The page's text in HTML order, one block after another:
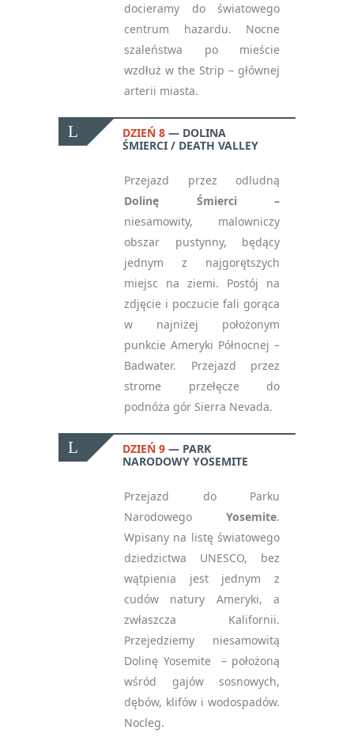
docieramy do światowego
centrum hazardu.
Nocne
szaleństwa po mieście
wzdłuż w the Strip – głównej
arterii miasta.
DZIEŃ 8
DOLINA
ŚMIERCI / DEATH VALLEY
Przejazd przez odludną
Dolinę Śmierci –
niesamowity, malowniczy
obszar pustynny, będący
jednym z najgorętszych
miejsc na ziemi. Postój na
zdjęcie i poczucie fali gorąca
w najniżej położonym
punkcie Ameryki Północnej –
Badwater. Przejazd przez
strome przełęcze do
podnóża gór Sierra Nevada.
DZIEŃ 9
PARK
NARODOWY YOSEMITE
Przejazd do Parku
Narodowego Yosemite.
Wpisany na listę światowego
dziedzictwa UNESCO, bez
wątpienia jest jednym z
cudów natury Ameryki, a
zwłaszcza Kalifornii.
Przejedziemy niesamowitą
Dolinę Yosemite – położoną
wśród gajów sosnowych,
dębów, klifów i wodospadów.
Nocleg.